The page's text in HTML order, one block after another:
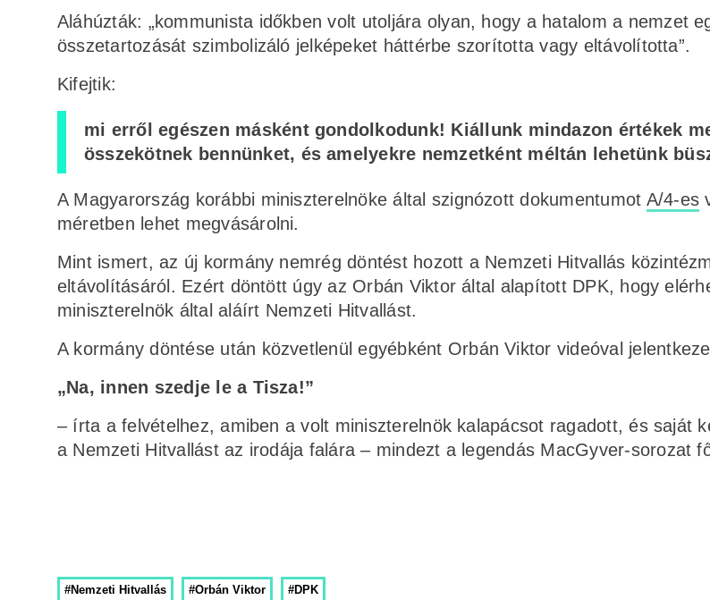
Aláhúzták: „kommunista időkben volt utoljára olyan, hogy a hatalom a nemzet
összetartozását szimbolizáló jelképeket háttérbe szorította vagy eltávolította”.
Kifejtik:
mi erről egészen másként gondolkodunk! Kiállunk mindazon értékek
összekötnek bennünket, és amelyekre nemzetként méltán lehetünk
A Magyarország korábbi miniszterelnöke által szignózott dokumentumot A/4-es
méretben lehet megvásárolni.
Mint ismert, az új kormány nemrég döntést hozott a Nemzeti Hitvallás
eltávolításáról. Ezért döntött úgy az Orbán Viktor által alapított DPK, hogy
miniszterelnök által aláírt Nemzeti Hitvallást.
A kormány döntése után közvetlenül egyébként Orbán Viktor videóval
„Na, innen szedje le a Tisza!”
– írta a felvételhez, amiben a volt miniszterelnök kalapácsot ragadott, és saját
a Nemzeti Hitvallást az irodája falára – mindezt a legendás MacGyver-sorozat
#Nemzeti Hitvallás #Orbán Viktor #DPK